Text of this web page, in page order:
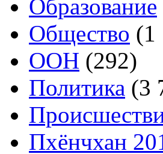
Образование
Общество (1
ООН (292)
Политика (3
Пхёнчхан